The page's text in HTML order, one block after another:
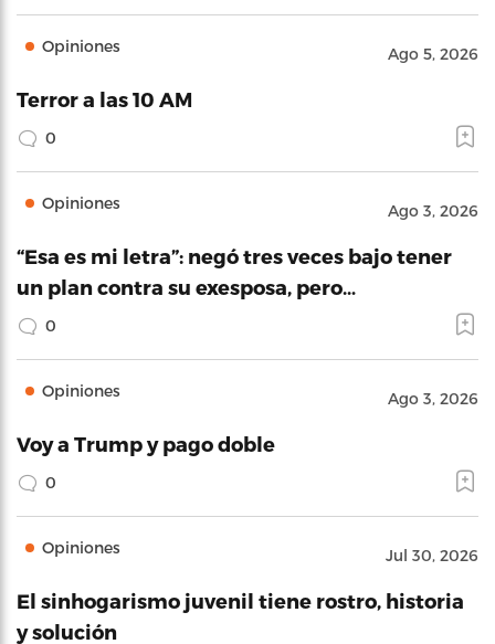
Opiniones Ago 5, 2026
Terror a las 10 AM
0
Opiniones Ago 3, 2026
“Esa es mi letra”: negó tres veces bajo tener
un plan contra su exesposa, pero…
0
Opiniones Ago 3, 2026
Voy a Trump y pago doble
0
Opiniones Jul 30, 2026
El sinhogarismo juvenil tiene rostro, historia
y solución